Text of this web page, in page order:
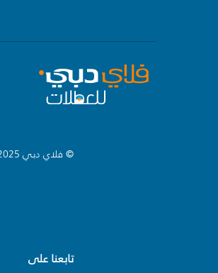
© فلاي دبي 2025. جميع الحقوق محفوظة.
تابعنا على